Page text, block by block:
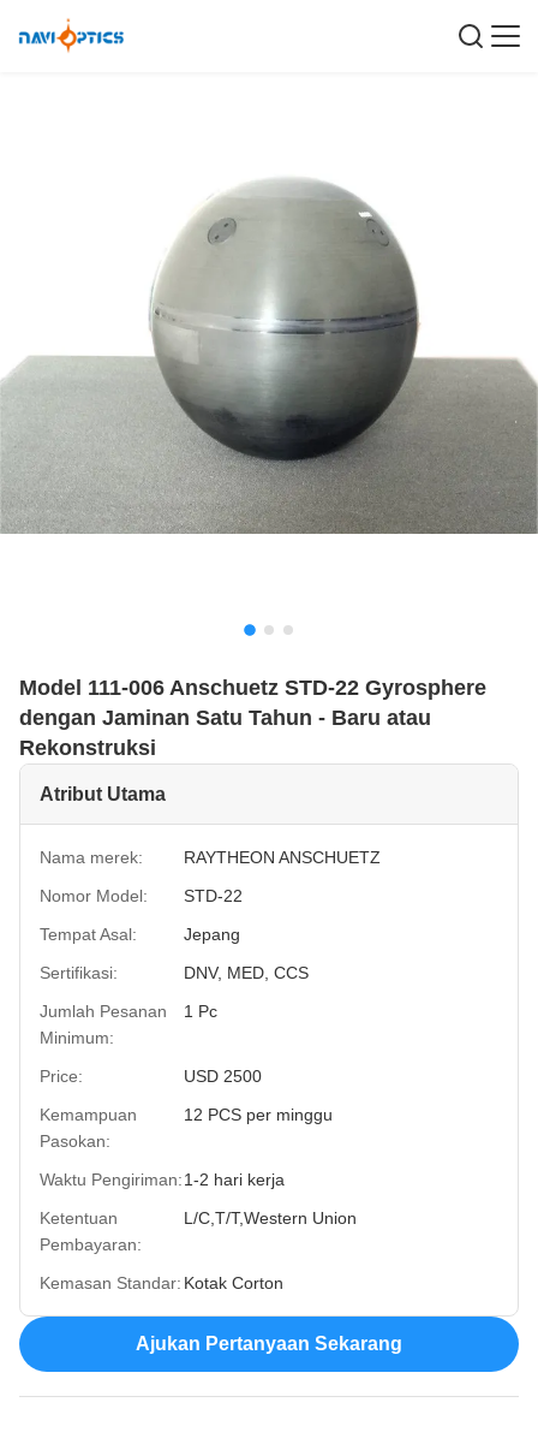
Model 111-006 Anschuetz STD-22 Gyrosphere
dengan Jaminan Satu Tahun - Baru atau
Rekonstruksi
Atribut Utama
Nama merek:
RAYTHEON ANSCHUETZ
Nomor Model:
STD-22
Tempat Asal:
Jepang
Sertifikasi:
DNV, MED, CCS
Jumlah Pesanan
Minimum:
1 Pc
Price:
USD 2500
Kemampuan
Pasokan:
12 PCS per minggu
Waktu Pengiriman:1-2 hari kerja
Ketentuan
Pembayaran:
L/C,T/T,Western Union
Kemasan Standar: Kotak Corton
Ajukan Pertanyaan Sekarang